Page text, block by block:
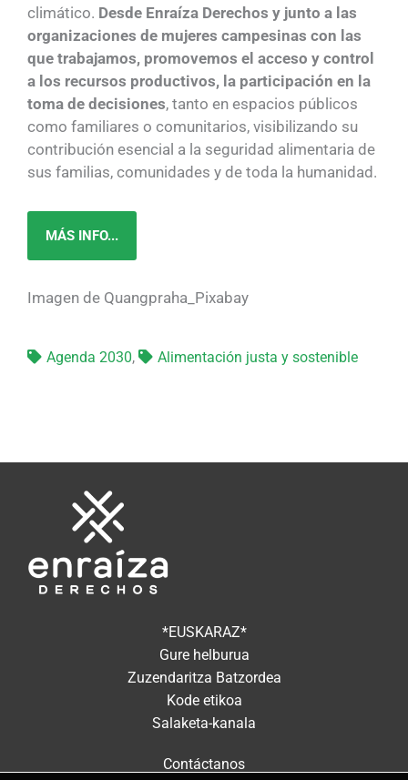
climático. Desde Enraíza Derechos y junto a las
organizaciones de mujeres campesinas con las
que trabajamos, promovemos el acceso y control
a los recursos productivos, la participación en la
toma de decisiones, tanto en espacios públicos
como familiares o comunitarios, visibilizando su
contribución esencial a la seguridad alimentaria de
sus familias, comunidades y de toda la humanidad.
MÁS INFO...
Imagen de Quangpraha_Pixabay
Agenda 2030, Alimentación justa y sostenible
*EUSKARAZ*
Gure helburua
Zuzendaritza Batzordea
Kode etikoa
Salaketa-kanala
Contáctanos